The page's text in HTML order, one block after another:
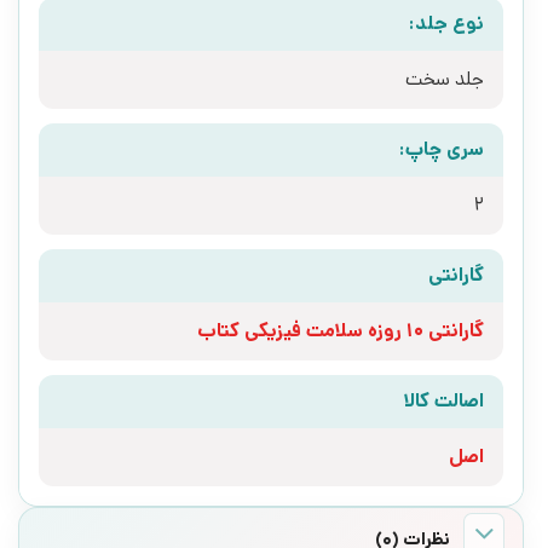
نوع جلد:
جلد سخت
سری چاپ:
2
گارانتی
گارانتی 10 روزه سلامت فیزیکی کتاب
اصالت کالا
اصل
نظرات (0)